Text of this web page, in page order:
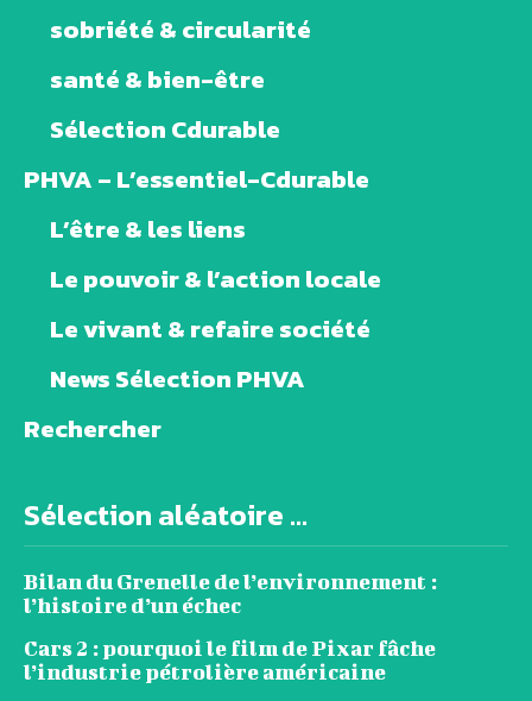
sobriété & circularité
santé & bien-être
Sélection Cdurable
PHVA – L’essentiel-Cdurable
L’être & les liens
Le pouvoir & l’action locale
Le vivant & refaire société
News Sélection PHVA
Rechercher
Sélection aléatoire ...
Bilan du Grenelle de l’environnement :
l’histoire d’un échec
Cars 2 : pourquoi le film de Pixar fâche
l’industrie pétrolière américaine